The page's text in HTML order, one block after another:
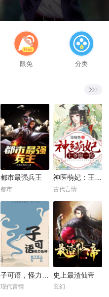
限免 分类
都市最强兵王
都市
神医萌妃：王爷，抱一抱！
古代言情
现代言情
史上最渣仙帝
玄幻